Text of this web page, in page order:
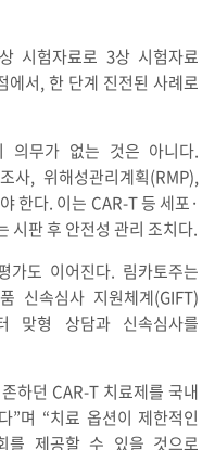
시험자료로 3상 시험자료
에서, 한 단계 진전된 사례로
의무가 없는 것은 아니다.
사, 위해성관리계획(RMP),
한다. 이는 CAR-T 등 세포·
시판 후 안전성 관리 조치다.
도 이어진다. 림카토주는
신속심사 지원체계(GIFT)
맞형 상담과 신속심사를
하던 CAR-T 치료제를 국내
”며 “치료 옵션이 제한적인
를 제공할 수 있을 것으로